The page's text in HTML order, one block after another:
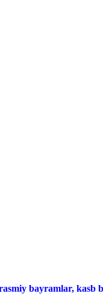
bayramlar, kasb